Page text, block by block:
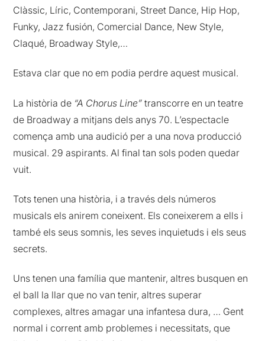
Clàssic, Líric, Contemporani, Street Dance, Hip Hop,
Funky, Jazz fusión, Comercial Dance, New Style,
Claqué, Broadway Style,…
Estava clar que no em podia perdre aquest musical.
La història de “A Chorus Line” transcorre en un teatre
de Broadway a mitjans dels anys 70. L’espectacle
comença amb una audició per a una nova producció
musical. 29 aspirants. Al final tan sols poden quedar
vuit.
Tots tenen una història, i a través dels números
musicals els anirem coneixent. Els coneixerem a ells i
també els seus somnis, les seves inquietuds i els seus
secrets.
Uns tenen una família que mantenir, altres busquen en
el ball la llar que no van tenir, altres superar
complexes, altres amagar una infantesa dura, … Gent
normal i corrent amb problemes i necessitats, que